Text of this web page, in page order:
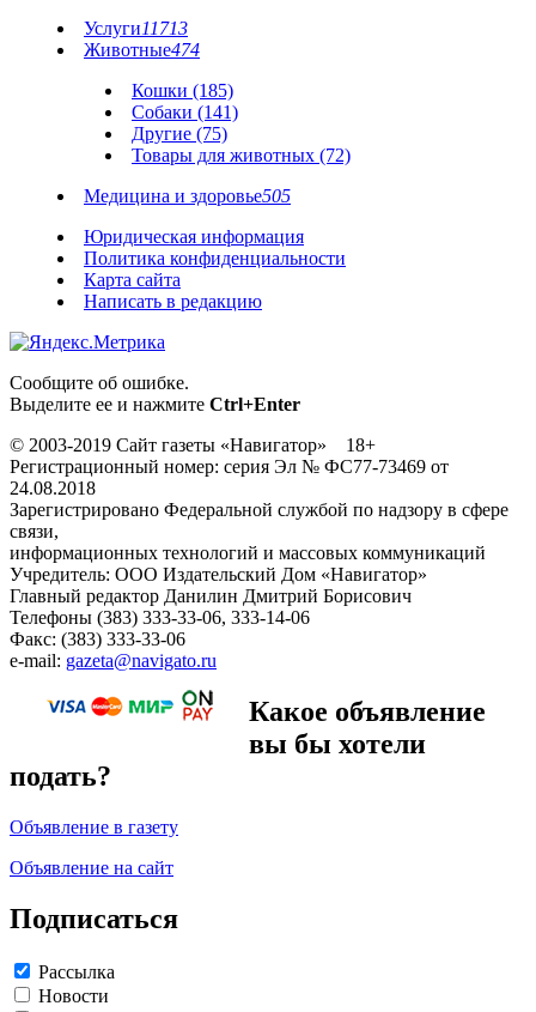
Услуги11713
Животные474
Кошки (185)
Собаки (141)
Другие (75)
Товары для животных (72)
Медицина и здоровье505
Юридическая информация
Политика конфиденциальности
Карта сайта
Написать в редакцию
Сообщите об ошибке.
Выделите ее и нажмите Ctrl+Enter
© 2003-2019 Сайт газеты «Навигатор» 18+
Регистрационный номер: серия Эл № ФС77-73469 от
24.08.2018
Зарегистрировано Федеральной службой по надзору в сфере
связи,
информационных технологий и массовых коммуникаций
Учредитель: ООО Издательский Дом «Навигатор»
Главный редактор Данилин Дмитрий Борисович
Телефоны (383) 333-33-06, 333-14-06
Факс: (383) 333-33-06
e-mail: gazeta@navigato.ru
Какое объявление
вы бы хотели
подать?
Объявление в газету
Объявление на сайт
Подписаться
Рассылка
Новости